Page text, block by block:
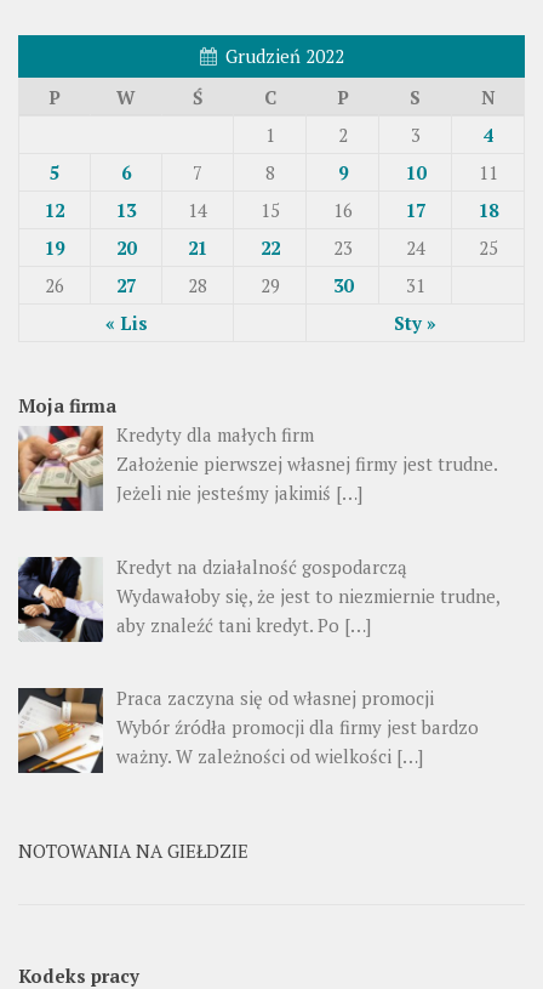
Grudzień 2022
P
W Ś C P S N
« Lis Sty »
1 2 3
4
5
6 7 8 9 10
11
12
13 14 15 16 17
18
19
20 21 22 23 24
25
26
27 28 29 30 31
Moja firma
Kredyty dla małych firm
Założenie pierwszej własnej firmy jest trudne.
Jeżeli nie jesteśmy jakimiś […]
Kredyt na działalność gospodarczą
Wydawałoby się, że jest to niezmiernie trudne,
aby znaleźć tani kredyt. Po […]
Praca zaczyna się od własnej promocji
Wybór źródła promocji dla firmy jest bardzo
ważny. W zależności od wielkości […]
NOTOWANIA NA GIEŁDZIE
Kodeks pracy